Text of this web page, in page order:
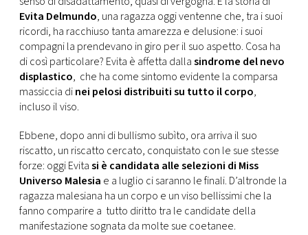
CONSIGLIA
Evita Delmundo, una ragazza oggi ventenne che, tra i suoi
ricordi, ha racchiuso tanta amarezza e delusione: i suoi
compagni la prendevano in giro per il suo aspetto. Cosa ha
di così particolare? Evita è affetta dallasindrome del nevo
displastico, che ha come sintomo evidente la comparsa
massiccia dinei pelosi distribuiti su tutto il corpo,
incluso il viso.
Ebbene, dopo anni di bullismo subìto, ora arriva il suo
riscatto, un riscatto cercato, conquistato con le sue stesse
forze: oggi Evitasi è candidata alle selezioni di Miss
Universo Malesia e a luglio ci saranno le finali. D’altronde la
ragazza malesiana ha un corpo e un viso bellissimi che la
fanno comparire a tutto diritto tra le candidate della
manifestazione sognata da molte sue coetanee.